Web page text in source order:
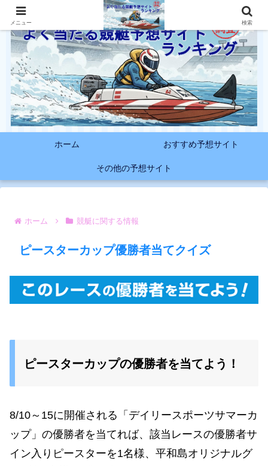
ホーム おすすめ予想サイト
その他の予想サイト
ホーム 競艇に関する情報
ピースターカップ優勝者当てクイズ
ピースターカップの優勝者を当てよう！
8/10～15に開催される「デイリースポーツサマーカ
ップ」の優勝者を当てれば、該当レースの優勝者サ
イン入りピースターを1名様、平和島オリジナルグ
メニュー 検索